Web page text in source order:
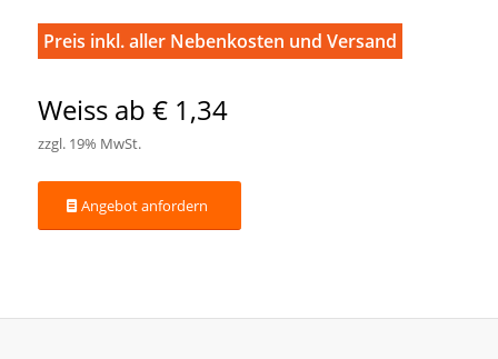
Preis inkl. aller Nebenkosten und Versand
Weiss ab € 1,34
zzgl. 19% MwSt.
Angebot anfordern